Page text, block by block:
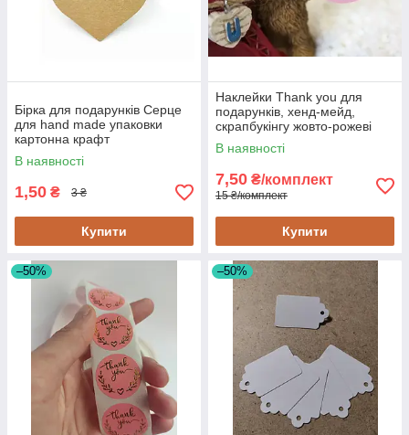
Бірка для подарунків Серце
для hand made упаковки
картонна крафт
В наявності
1,50 ₴ 3 ₴
Купити
Наклейки Thank you для
подарунків, хенд-мейд,
скрапбукінгу жовто-рожеві
В наявності
7,50 ₴/комплект
15 ₴/комплект
Купити
–50% –50%